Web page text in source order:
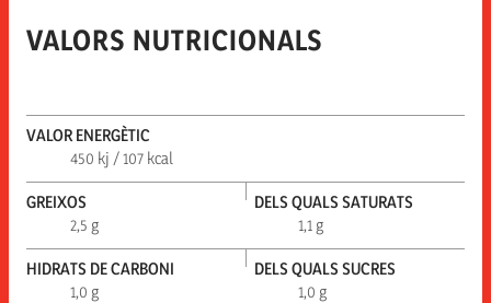
VALORS NUTRICIONALS
VALOR ENERGÈTIC
450 kj / 107 kcal
GREIXOS
2,5 g
DELS QUALS SATURATS
1,1 g
HIDRATS DE CARBONI
1,0 g
DELS QUALS SUCRES
1,0 g